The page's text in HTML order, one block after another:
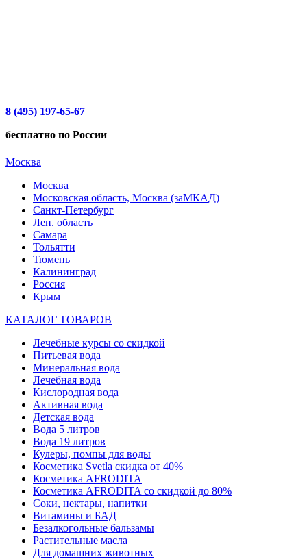
8 (495) 197-65-67
бесплатно по России
Москва
Москва
Московская область, Москва (заМКАД)
Санкт-Петербург
Лен. область
Самара
Тольятти
Тюмень
Калининград
Россия
Крым
КАТАЛОГ ТОВАРОВ
Лечебные курсы со скидкой
Питьевая вода
Минеральная вода
Лечебная вода
Кислородная вода
Активная вода
Детская вода
Вода 5 литров
Вода 19 литров
Кулеры, помпы для воды
Косметика Svetla скидка от 40%
Косметика AFRODITA
Косметика AFRODITA со скидкой до 80%
Соки, нектары, напитки
Витамины и БАД
Безалкогольные бальзамы
Растительные масла
Для домашних животных